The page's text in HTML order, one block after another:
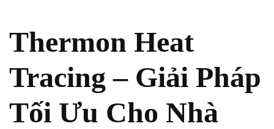
Thermon Heat
Tracing – Giải Pháp
Tối Ưu Cho Nhà